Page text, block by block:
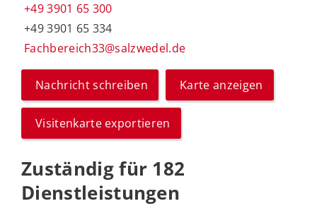
+49 3901 65 300
+49 3901 65 334
Fachbereich33@salzwedel.de
Nachricht schreiben Karte anzeigen
Visitenkarte exportieren
Zuständig für 182
Dienstleistungen